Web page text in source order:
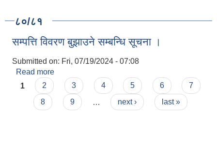
८०/८१
सम्पत्ति विवरण बुझाउने सम्बन्धि सूचना ।
Submitted on: Fri, 07/19/2024 - 07:08
Read more
Pages
1 2 3 4 5 6
7
8
9 next › last »